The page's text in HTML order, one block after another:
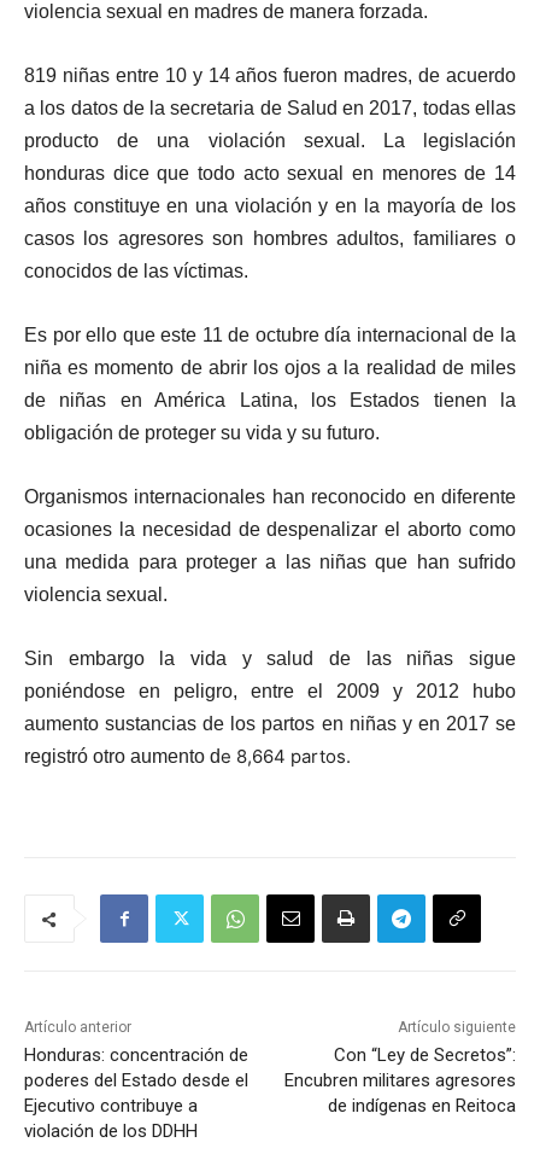
violencia sexual en madres de manera forzada.
819 niñas entre 10 y 14 años fueron madres, de acuerdo
a los datos de la secretaria de Salud en 2017, todas ellas
producto de una violación sexual. La legislación
honduras dice que todo acto sexual en menores de 14
años constituye en una violación y en la mayoría de los
casos los agresores son hombres adultos, familiares o
conocidos de las víctimas.
Es por ello que este 11 de octubre día internacional de la
niña es momento de abrir los ojos a la realidad de miles
de niñas en América Latina, los Estados tienen la
obligación de proteger su vida y su futuro.
Organismos internacionales han reconocido en diferente
ocasiones la necesidad de despenalizar el aborto como
una medida para proteger a las niñas que han sufrido
violencia sexual.
Sin embargo la vida y salud de las niñas sigue
poniéndose en peligro, entre el 2009 y 2012 hubo
aumento sustancias de los partos en niñas y en 2017 se
registró otro aumento de 8,664 partos.
Artículo anterior
Honduras: concentración de
poderes del Estado desde el
Ejecutivo contribuye a
violación de los DDHH
Artículo siguiente
Con “Ley de Secretos”:
Encubren militares agresores
de indígenas en Reitoca